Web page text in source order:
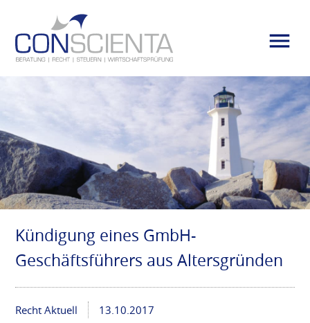
Kündigung eines GmbH-
Geschäftsführers aus Altersgründen
Recht Aktuell 13.10.2017